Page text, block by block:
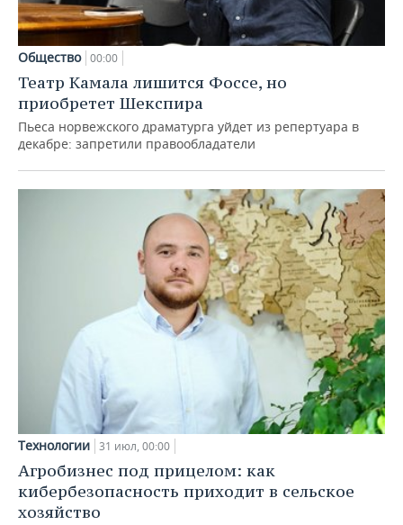
Общество 00:00
Театр Камала лишится Фоссе, но
приобретет Шекспира
Пьеса норвежского драматурга уйдет из репертуара в
декабре: запретили правообладатели
Технологии 31 июл, 00:00
Агробизнес под прицелом: как
кибербезопасность приходит в сельское
хозяйство